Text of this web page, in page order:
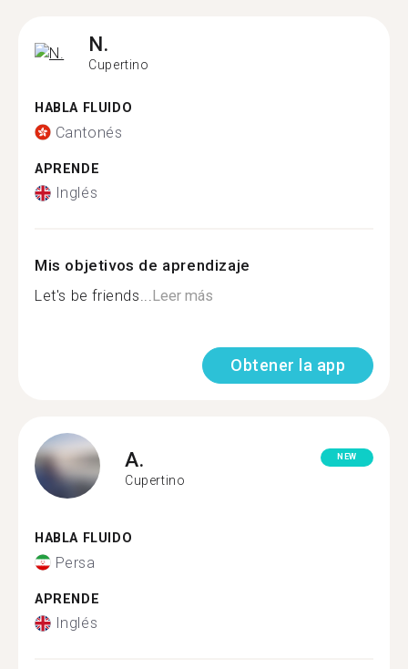
N.
Cupertino
HABLA FLUIDO
Cantonés
APRENDE
Inglés
Mis objetivos de aprendizaje
Let's be friends...Leer más
Obtener la app
A.
Cupertino
NEW
HABLA FLUIDO
Persa
APRENDE
Inglés